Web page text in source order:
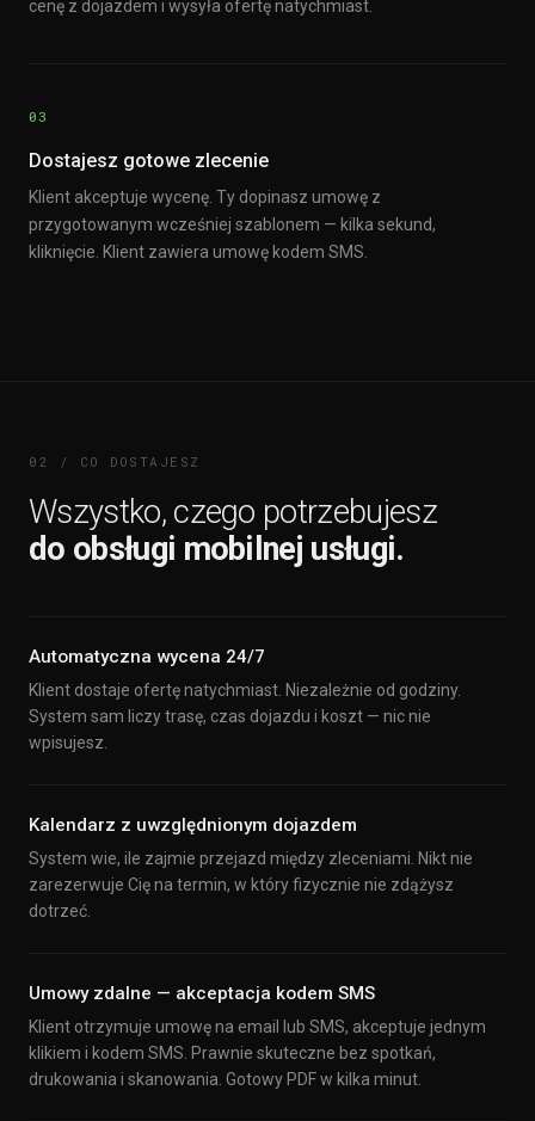
cenę z dojazdem i wysyła ofertę natychmiast.
03
Dostajesz gotowe zlecenie
Klient akceptuje wycenę. Ty dopinasz umowę z
przygotowanym wcześniej szablonem — kilka sekund,
kliknięcie. Klient zawiera umowę kodem SMS.
02 / CO DOSTAJESZ
Wszystko, czego potrzebujesz
do obsługi mobilnej usługi.
Automatyczna wycena 24/7
Klient dostaje ofertę natychmiast. Niezależnie od godziny.
System sam liczy trasę, czas dojazdu i koszt — nic nie
wpisujesz.
Kalendarz z uwzględnionym dojazdem
System wie, ile zajmie przejazd między zleceniami. Nikt nie
zarezerwuje Cię na termin, w który fizycznie nie zdążysz
dotrzeć.
Umowy zdalne — akceptacja kodem SMS
Klient otrzymuje umowę na email lub SMS, akceptuje jednym
klikiem i kodem SMS. Prawnie skuteczne bez spotkań,
drukowania i skanowania. Gotowy PDF w kilka minut.